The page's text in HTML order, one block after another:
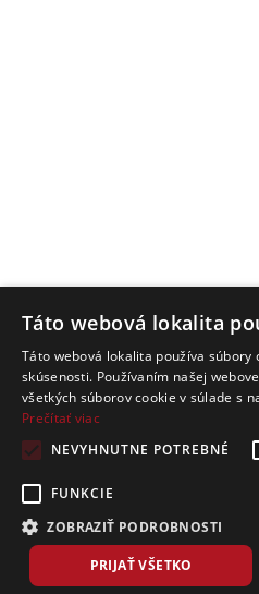
Táto webová lokalita
Táto webová lokalita používa
skúsenosti. Používaním našej
všetkých súborov cookie v súlade s
Prečítať viac
NEVYHNUTNE POTREBNÉ
FUNKCIE
ZOBRAZIŤ PODROBNOSTI
PRIJAŤ VŠETKO